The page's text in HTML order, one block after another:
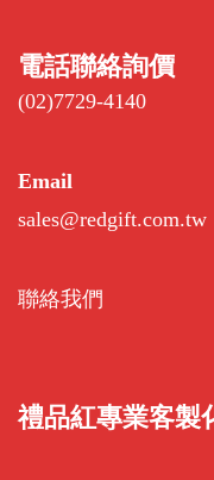
電話聯絡詢價
(02)7729-4140
Email
sales@redgift.com.tw
聯絡我們
禮品紅專業客製